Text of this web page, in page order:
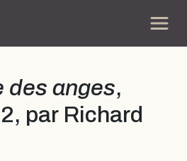
des anges,
par Richard